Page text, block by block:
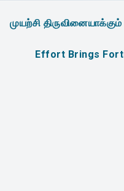
முயற்சி
Effort Brings